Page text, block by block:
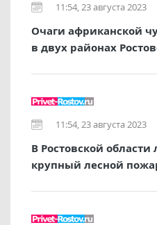
11:54, 23 августа 2023
Очаги африканской
в двух районах
11:54, 23 августа 2023
В Ростовской
крупный лесной